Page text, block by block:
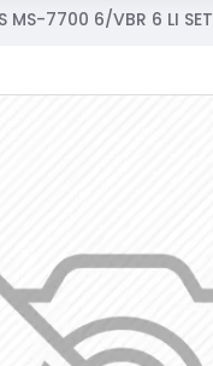
MS-7700 6/VBR 6 LI SET